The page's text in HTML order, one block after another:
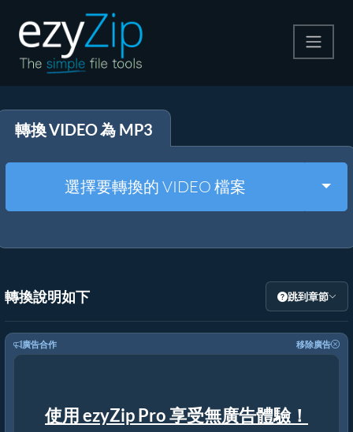
解壓縮
其他工具
轉換 VIDEO 為 MP3
選擇要轉換的 VIDEO 檔案
轉換說明如下 跳到章節
廣告合作 移除廣告
使用 ezyZip Pro 享受無廣告體驗！